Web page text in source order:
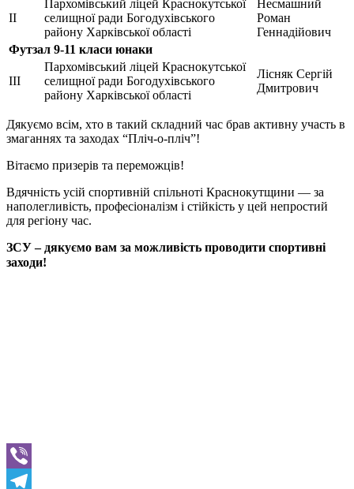
ІІ
Пархомівський ліцей Краснокутської
селищної ради Богодухівського
району Харківської області
Несмашний
Роман
Геннадійович
Футзал 9-11 класи юнаки
ІІІ
Пархомівський ліцей Краснокутської
селищної ради Богодухівського
району Харківської області
Лісняк Сергій
Дмитрович
Дякуємо всім, хто в такий складний час брав активну участь в
змаганнях та заходах “Пліч-о-пліч”!
Вітаємо призерів та переможців!
Вдячність усій спортивній спільноті Краснокутщини — за
наполегливість, професіоналізм і стійкість у цей непростий
для регіону час.
ЗСУ – дякуємо вам за можливість проводити спортивні
заходи!
Viber